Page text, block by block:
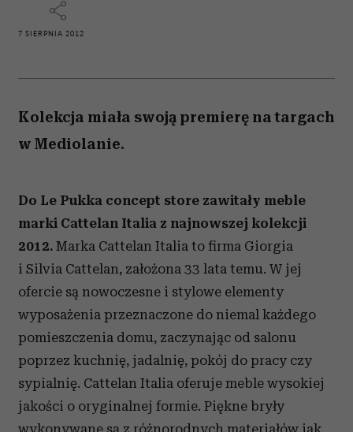
7 SIERPNIA 2012
Kolekcja miała swoją premierę na targach
w Mediolanie.
Do Le Pukka concept store zawitały meble
marki Cattelan Italia z najnowszej kolekcji
2012. Marka Cattelan Italia to firma Giorgia
i Silvia Cattelan, założona 33 lata temu. W jej
ofercie są nowoczesne i stylowe elementy
wyposażenia przeznaczone do niemal każdego
pomieszczenia domu, zaczynając od salonu
poprzez kuchnię, jadalnię, pokój do pracy czy
sypialnię. Cattelan Italia oferuje meble wysokiej
jakości o oryginalnej formie. Piękne bryły
wykonywane są z różnorodnych materiałów jak